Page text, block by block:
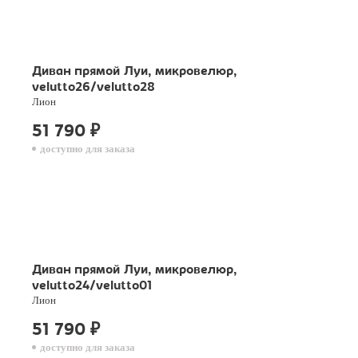
Диван прямой Луи, микровелюр,
velutto26/velutto28
Лион
51 790 ₽
доступно для заказа
Диван прямой Луи, микровелюр,
velutto24/velutto01
Лион
51 790 ₽
доступно для заказа